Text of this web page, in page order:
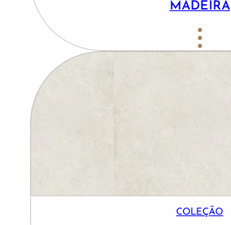
MADEIRA
COLEÇÃO